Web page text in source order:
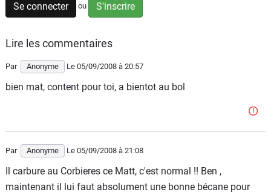
Marques
Services
Auto
Se connecter ou S'inscrire
Lire les commentaires
Par Anonyme Le 05/09/2008 à 20:57
bien mat, content pour toi, a bientot au bol
Par Anonyme Le 05/09/2008 à 21:08
Il carbure au Corbieres ce Matt, c'est normal !! Ben ,
maintenant il lui faut absolument une bonne bécane pour